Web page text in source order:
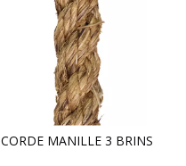
CORDE MANILLE 3 BRINS